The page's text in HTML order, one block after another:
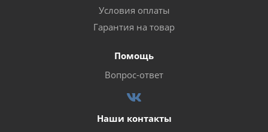
Условия оплаты
Гарантия на товар
Помощь
Вопрос-ответ
Наши контакты